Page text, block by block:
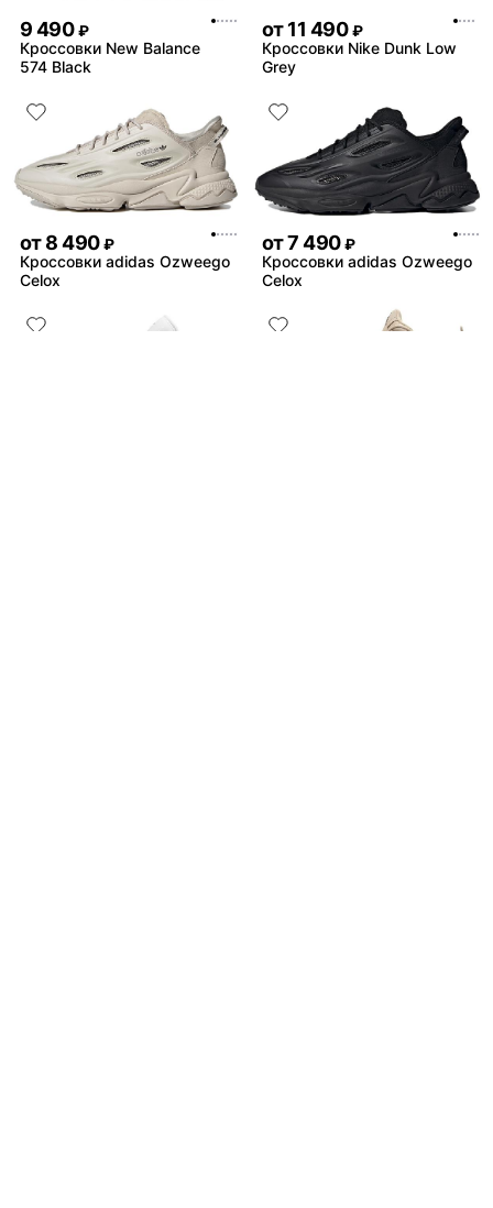
9 490 ₽
Кроссовки New Balance
574 Black
от11 490 ₽
Кроссовки Nike Dunk Low
Grey
от8 490 ₽
Кроссовки adidas Ozweego
Celox
от7 490 ₽
Кроссовки adidas Ozweego
Celox